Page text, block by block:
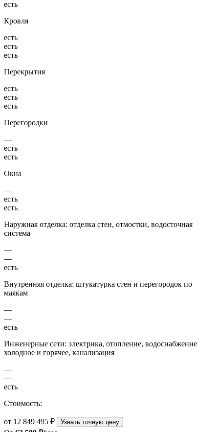
есть
Кровля
есть
есть
есть
Перекрытия
есть
есть
есть
Перегородки
—
есть
есть
Окна
—
есть
есть
Наружная отделка: отделка стен, отмостки, водосточная
система
—
—
есть
Внутренняя отделка: штукатурка стен и перегородок по
маякам
—
—
есть
Инженерные сети: электрика, отопление, водоснабжение
холодное и горячее, канализация
—
—
есть
Стоимость:
от 12 849 495 ₽ Узнать точную цену